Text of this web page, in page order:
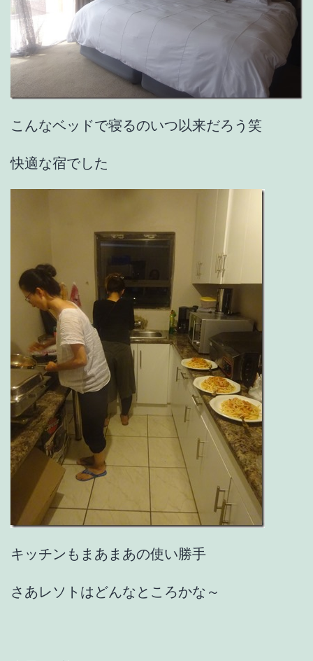
こんなベッドで寝るのいつ以来だろう笑
快適な宿でした
キッチンもまあまあの使い勝手
さあレソトはどんなところかな～